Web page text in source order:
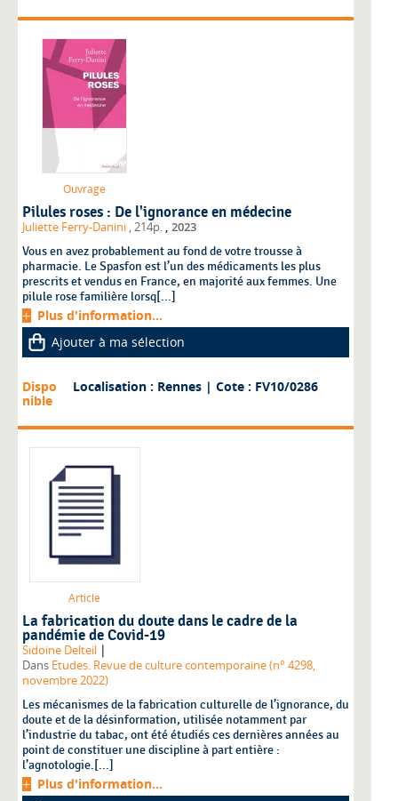
Ouvrage
Pilules roses : De l'ignorance en médecine
Juliette Ferry-Danini , 214p. , 2023
Vous en avez probablement au fond de votre trousse à
pharmacie. Le Spasfon est l’un des médicaments les plus
prescrits et vendus en France, en majorité aux femmes. Une
pilule rose familière lorsq[...]
Plus d'information...
Ajouter à ma sélection
Dispo
nible
Localisation : Rennes | Cote : FV10/0286
Article
La fabrication du doute dans le cadre de la
pandémie de Covid-19
Sidoine Delteil |
Dans Etudes. Revue de culture contemporaine (n° 4298,
novembre 2022)
Les mécanismes de la fabrication culturelle de l’ignorance, du
doute et de la désinformation, utilisée notamment par
l’industrie du tabac, ont été étudiés ces dernières années au
point de constituer une discipline à part entière :
l’agnotologie.[...]
Plus d'information...